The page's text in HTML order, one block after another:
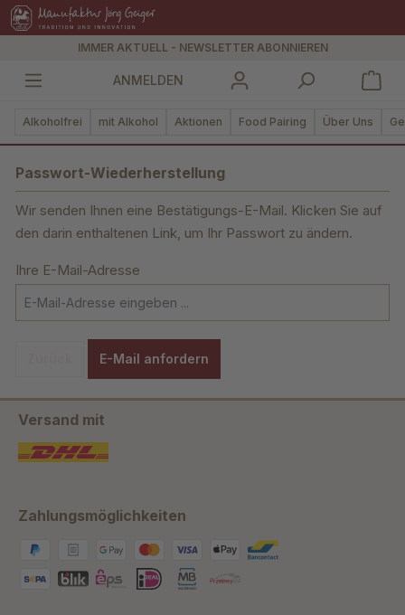
springen
IMMER AKTUELL - NEWSLETTER ABONNIEREN
ANMELDEN
Alkoholfrei mit Alkohol Aktionen Food Pairing Über Uns
Passwort-Wiederherstellung
Wir senden Ihnen eine Bestätigungs-E-Mail. Klicken Sie auf
den darin enthaltenen Link, um Ihr Passwort zu ändern.
Ihre E-Mail-Adresse
E-Mail anfordern
Versand mit
Zahlungsmöglichkeiten